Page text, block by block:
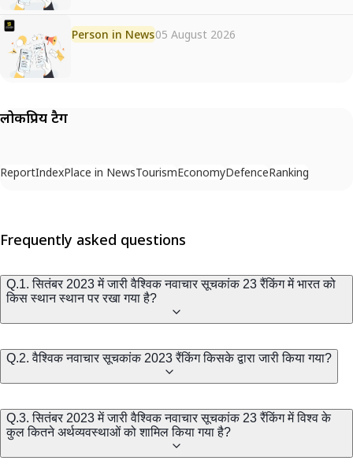
Person in News05 August 2026
लोकप्रिय टैग
ReportIndexPlace in NewsTourismEconomyDefenceRanking
Frequently asked questions
Q.1. सितंबर 2023 में जारी वैश्विक नवाचार सूचकांक 23 रैंकिंग में भारत को
किस स्थान स्थान पर रखा गया है?
Q.2. वैश्विक नवाचार सूचकांक 2023 रैंकिंग किसके द्वारा जारी किया गया?
Q.3. सितंबर 2023 में जारी वैश्विक नवाचार सूचकांक 23 रैंकिंग में विश्व के
कुल कितने अर्थव्यवस्थाओं को शामिल किया गया है?